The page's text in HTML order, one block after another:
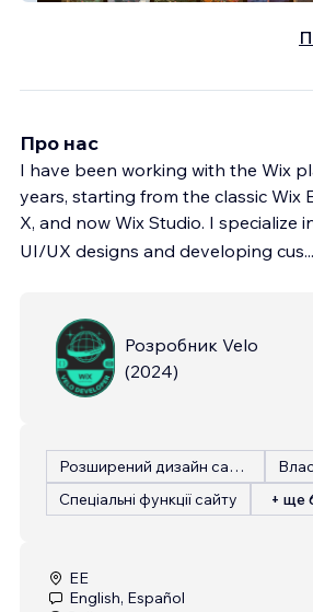
Про нас
I have been working with the Wix
years, starting from the classic Wix
X, and now Wix Studio. I specialize
UI/UX designs and developing cus...
Розробник Velo
(2024)
Розширений дизайн сайту
Спеціальні функції сайту
+ ще
EE
English, Español